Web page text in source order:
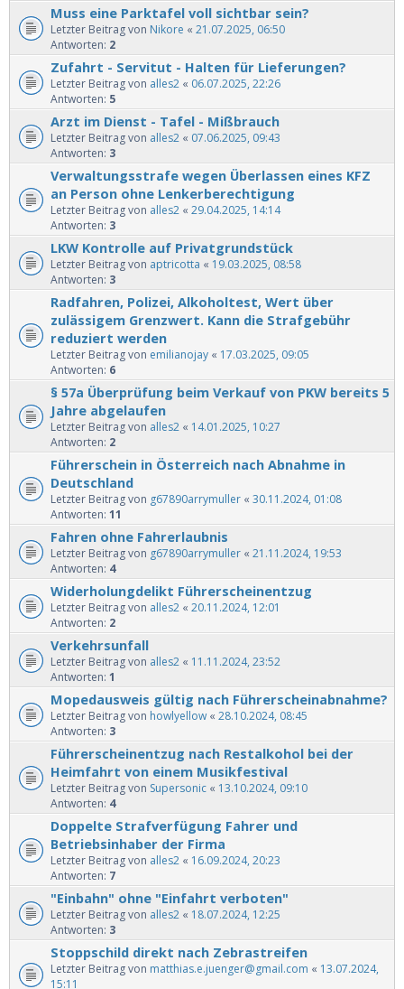
Muss eine Parktafel voll sichtbar sein?
Letzter Beitrag von Nikore « 21.07.2025, 06:50
Antworten: 2
Zufahrt - Servitut - Halten für Lieferungen?
Letzter Beitrag von alles2 « 06.07.2025, 22:26
Antworten: 5
Arzt im Dienst - Tafel - Mißbrauch
Letzter Beitrag von alles2 « 07.06.2025, 09:43
Antworten: 3
Verwaltungsstrafe wegen Überlassen eines KFZ
an Person ohne Lenkerberechtigung
Letzter Beitrag von alles2 « 29.04.2025, 14:14
Antworten: 3
LKW Kontrolle auf Privatgrundstück
Letzter Beitrag von aptricotta « 19.03.2025, 08:58
Antworten: 3
Radfahren, Polizei, Alkoholtest, Wert über
zulässigem Grenzwert. Kann die Strafgebühr
reduziert werden
Letzter Beitrag von emilianojay « 17.03.2025, 09:05
Antworten: 6
§ 57a Überprüfung beim Verkauf von PKW bereits 5
Jahre abgelaufen
Letzter Beitrag von alles2 « 14.01.2025, 10:27
Antworten: 2
Führerschein in Österreich nach Abnahme in
Deutschland
Letzter Beitrag von g67890arrymuller « 30.11.2024, 01:08
Antworten: 11
Fahren ohne Fahrerlaubnis
Letzter Beitrag von g67890arrymuller « 21.11.2024, 19:53
Antworten: 4
Widerholungdelikt Führerscheinentzug
Letzter Beitrag von alles2 « 20.11.2024, 12:01
Antworten: 2
Verkehrsunfall
Letzter Beitrag von alles2 « 11.11.2024, 23:52
Antworten: 1
Mopedausweis gültig nach Führerscheinabnahme?
Letzter Beitrag von howlyellow « 28.10.2024, 08:45
Antworten: 3
Führerscheinentzug nach Restalkohol bei der
Heimfahrt von einem Musikfestival
Letzter Beitrag von Supersonic « 13.10.2024, 09:10
Antworten: 4
Doppelte Strafverfügung Fahrer und
Betriebsinhaber der Firma
Letzter Beitrag von alles2 « 16.09.2024, 20:23
Antworten: 7
"Einbahn" ohne "Einfahrt verboten"
Letzter Beitrag von alles2 « 18.07.2024, 12:25
Antworten: 3
Stoppschild direkt nach Zebrastreifen
Letzter Beitrag von matthias.e.juenger@gmail.com « 13.07.2024,
15:11